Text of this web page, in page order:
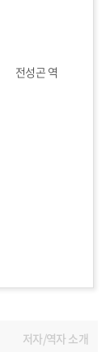
전성곤 역
저자/역자 소개